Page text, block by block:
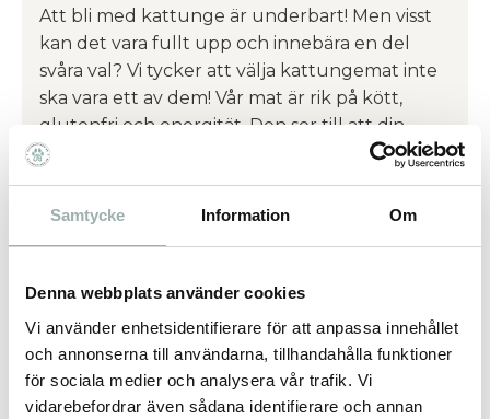
Samtycke Information Om
Denna webbplats använder cookies
Vi använder enhetsidentifierare för att anpassa innehållet
och annonserna till användarna, tillhandahålla funktioner
för sociala medier och analysera vår trafik. Vi
vidarebefordrar även sådana identifierare och annan
Att bli med kattunge är underbart! Men visst
kan det vara fullt upp och innebära en del
svåra val? Vi tycker att välja kattungemat inte
ska vara ett av dem! Vår mat är rik på kött,
glutenfri och energität. Den ser till att din
kattunge får all näring den behöver. Så att du
får mer värdefull tid över till din nya fyrbenta
vän.
Omdömen
Du